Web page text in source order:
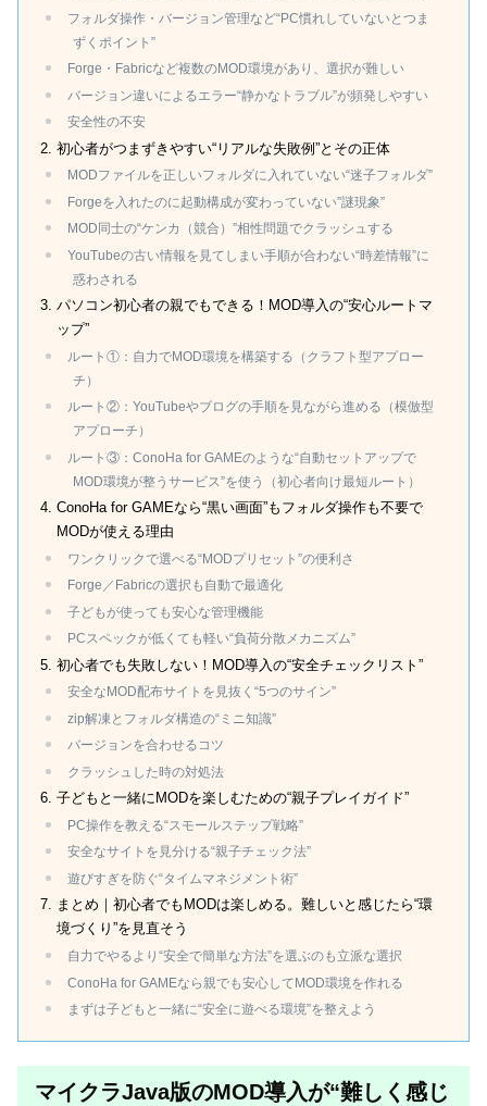
フォルダ操作・バージョン管理など“PC慣れしていないとつま
ずくポイント”
Forge・Fabricなど複数のMOD環境があり、選択が難しい
バージョン違いによるエラー“静かなトラブル”が頻発しやすい
安全性の不安
初心者がつまずきやすい“リアルな失敗例”とその正体
MODファイルを正しいフォルダに入れていない“迷子フォルダ”
Forgeを入れたのに起動構成が変わっていない”謎現象”
MOD同士の“ケンカ（競合）”相性問題でクラッシュする
YouTubeの古い情報を見てしまい手順が合わない“時差情報”に
惑わされる
パソコン初心者の親でもできる！MOD導入の“安心ルートマ
ップ”
ルート①：自力でMOD環境を構築する（クラフト型アプロー
チ）
ルート②：YouTubeやブログの手順を見ながら進める（模倣型
アプローチ）
ルート③：ConoHa for GAMEのような“自動セットアップで
MOD環境が整うサービス”を使う（初心者向け最短ルート）
ConoHa for GAMEなら“黒い画面”もフォルダ操作も不要で
MODが使える理由
ワンクリックで選べる“MODプリセット”の便利さ
Forge／Fabricの選択も自動で最適化
子どもが使っても安心な管理機能
PCスペックが低くても軽い“負荷分散メカニズム”
初心者でも失敗しない！MOD導入の“安全チェックリスト”
安全なMOD配布サイトを見抜く“5つのサイン”
zip解凍とフォルダ構造の“ミニ知識”
バージョンを合わせるコツ
クラッシュした時の対処法
子どもと一緒にMODを楽しむための“親子プレイガイド”
PC操作を教える“スモールステップ戦略”
安全なサイトを見分ける“親子チェック法”
遊びすぎを防ぐ“タイムマネジメント術”
まとめ｜初心者でもMODは楽しめる。難しいと感じたら“環
境づくり”を見直そう
自力でやるより“安全で簡単な方法”を選ぶのも立派な選択
ConoHa for GAMEなら親でも安心してMOD環境を作れる
まずは子どもと一緒に“安全に遊べる環境”を整えよう
マイクラJava版のMOD導入が“難しく感じ